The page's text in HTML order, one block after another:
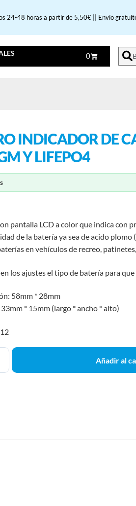
24-48 horas a partir de 5,50€ || Envío
0
INDICADOR DE
Y LIFEPO4
pantalla LCD a color que indica con
de la batería ya sea de acido
en vehículos de recreo,
los ajustes el tipo de batería para que
58mm * 28mm
* 15mm (largo * ancho * alto)
Añadir al